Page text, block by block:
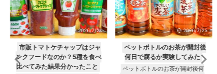
2026/7/20
市販トマトケチャップはジャ
ンクフードなのか？5種を食べ
比べてみた結果分かったこと
2026/7/25
ペットボトルのお茶が開封後
何日で腐るか実験してみた
ペットボトルのお茶が開封後何